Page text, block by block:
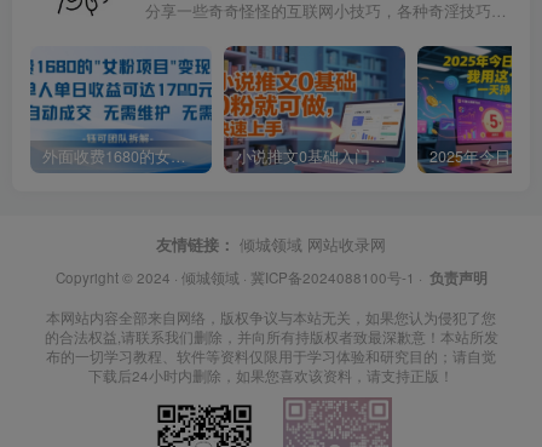
外面收费1680的女粉项目变现，单人单日收益可达1.7k，全自动成交无需维护 小说推文0基础入门教程，0粉就可做，快速上手
友情链接： 倾城领域 网站收录网
Copyright © 2024 · 倾城领域 · 冀ICP备2024088100号-1 · 负责声明
本网站内容全部来自网络，版权争议与本站无关，如果您认为侵犯了您
的合法权益,请联系我们删除，并向所有持版权者致最深歉意！本站所发
布的一切学习教程、软件等资料仅限用于学习体验和研究目的；请自觉
下载后24小时内删除，如果您喜欢该资料，请支持正版！